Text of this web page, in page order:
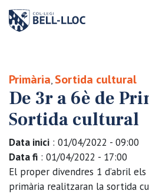
Bell-lloc
Educatiu
educatives
Primària, Sortida cultural
De 3r a 6è de
Sortida cultural
Data inici : 01/04/2022 - 09:00
Data fi : 01/04/2022 - 17:00
El proper divendres 1 d’abril
primària realitzaran la sortida